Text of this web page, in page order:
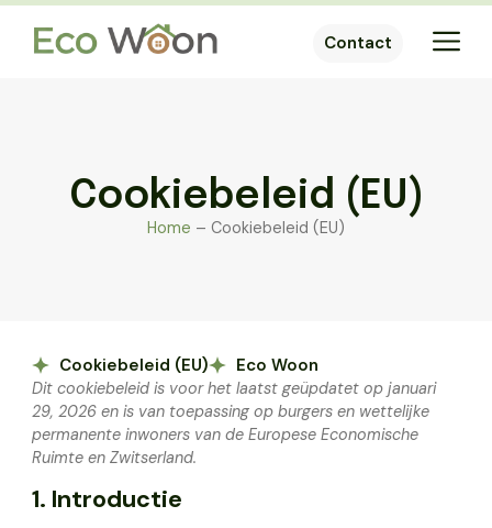
Contact
Cookiebeleid (EU)
Home – Cookiebeleid (EU)
Cookiebeleid (EU) Eco Woon
Dit cookiebeleid is voor het laatst geüpdatet op januari
29, 2026 en is van toepassing op burgers en wettelijke
permanente inwoners van de Europese Economische
Ruimte en Zwitserland.
1. Introductie